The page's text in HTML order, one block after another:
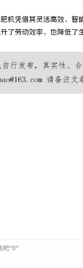
机凭借其灵活高效、
了劳动效率，也降低
剧影视创作的先锋力